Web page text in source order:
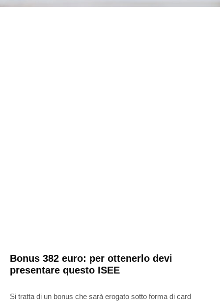
Bonus 382 euro: per ottenerlo devi
presentare questo ISEE
Si tratta di un bonus che sarà erogato sotto forma di card